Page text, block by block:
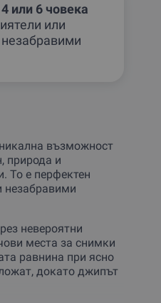
или 6 човека
или
възможност
природа и
То е перфектен
незабравими
невероятни
места за снимки
равнина при ясно
докато джипът